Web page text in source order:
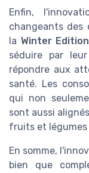
Enfin,
changeants des
la Winter Edition
séduire par
répondre aux
santé. Les
qui non
sont aussi
fruits et légumes
En somme,
bien que